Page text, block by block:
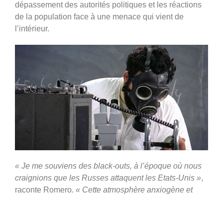
dépassement des autorités politiques et les réactions
de la population face à une menace qui vient de
l’intérieur.
« Je me souviens des black-outs, à l’époque où nous
craignions que les Russes attaquent les Etats-Unis »,
raconte Romero. « Cette atmosphère anxiogène et